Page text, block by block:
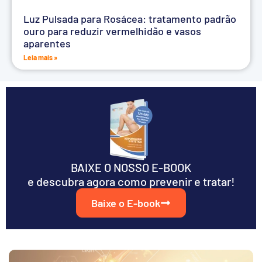
Luz Pulsada para Rosácea: tratamento padrão
ouro para reduzir vermelhidão e vasos
aparentes
Leia mais »
BAIXE O NOSSO E-BOOK
e descubra agora como prevenir e tratar!
Baixe o E-book